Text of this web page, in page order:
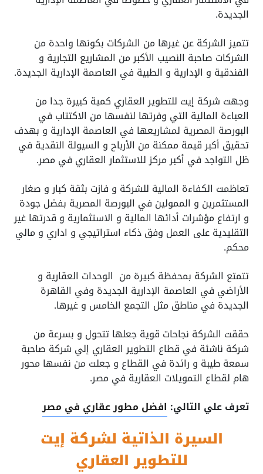
الجديدة.
تتميز الشركة عن غيرها من الشركات بكونها واحدة من
الشركات صاحبة النصيب الأكبر من المشاريع التجارية و
الفندقية و الإدارية و الطبية في العاصمة الإدارية الجديدة.
وجهت شركة إيت للتطوير العقاري كمية كبيرة جدا من
العباءة المالية التي وفرتها لنفسها من الاكتتاب في
البورصة المصرية لمشاريعها في العاصمة الإدارية و بهدف
تحقيق أكبر قيمة ممكنة من الأرباح و السيولة النقدية في
ظل التواجد في أكبر مركز للاستثمار العقاري في مصر.
تعاظمت الكفاءة المالية للشركة و فازت بثقة كبار و صغار
المستثمرين و الممولين في البورصة المصرية بفضل جودة
و ارتفاع مؤشرات أدائها المالية و الاستثمارية و قدرتها غير
التقليدية على العمل وفق ذكاء استراتيجي و اداري و مالي
محكم.
تتمتع الشركة بمحفظة كبيرة من الوحدات العقارية و
الأراضي في العاصمة الإدارية الجديدة وفي القاهرة
الجديدة في مناطق مثل التجمع الخامس و غيرها.
حققت الشركة نجاحات قوية جعلها تتحول و بسرعة من
شركة ناشئة في قطاع التطوير العقاري إلي شركة صاحبة
سمعة طيبة و رائدة في القطاع و جعلت من نفسها محور
هام لقطاع التمويلات العقارية في مصر.
تعرف علي التالي: افضل مطور عقاري في مصر
السيرة الذاتية لشركة إيت
للتطوير العقاري